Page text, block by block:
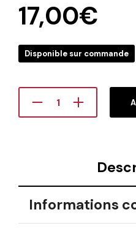
17,00€
Disponible sur commande
Informations